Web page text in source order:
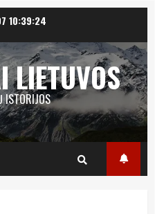
10:39:24
LIETUVOS
ISTORIJOS